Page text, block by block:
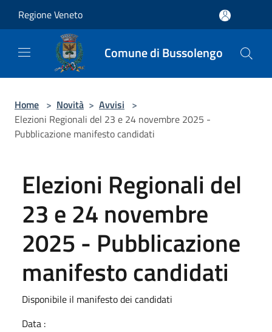
Regione Veneto
Comune di Bussolengo
Home > Novità > Avvisi >
Elezioni Regionali del 23 e 24 novembre 2025 -
Pubblicazione manifesto candidati
Elezioni Regionali del
23 e 24 novembre
2025 - Pubblicazione
manifesto candidati
Disponibile il manifesto dei candidati
Data :